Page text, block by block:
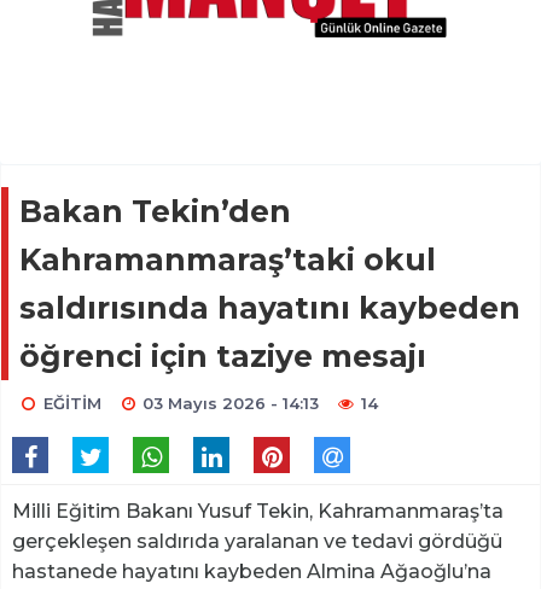
Bakan Tekin’den
Kahramanmaraş’taki okul
saldırısında hayatını kaybeden
öğrenci için taziye mesajı
EĞİTİM 03 Mayıs 2026 - 14:13 14
Milli Eğitim Bakanı Yusuf Tekin, Kahramanmaraş’ta
gerçekleşen saldırıda yaralanan ve tedavi gördüğü
hastanede hayatını kaybeden Almina Ağaoğlu’na